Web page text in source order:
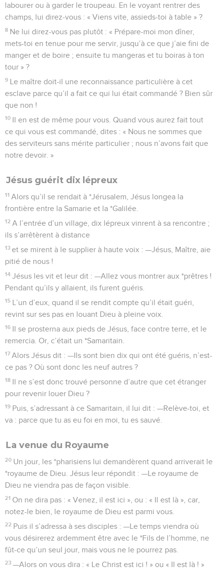
labourer ou à garder le troupeau. En le voyant rentrer des
champs, lui direz-vous : « Viens vite, assieds-toi à table » ?
8 Ne lui direz-vous pas plutôt : « Prépare-moi mon dîner,
mets-toi en tenue pour me servir, jusqu’à ce que j’aie fini de
manger et de boire ; ensuite tu mangeras et tu boiras à ton
tour » ?
9 Le maître doit-il une reconnaissance particulière à cet
esclave parce qu’il a fait ce qui lui était commandé ? Bien sûr
que non !
10 Il en est de même pour vous. Quand vous aurez fait tout
ce qui vous est commandé, dites : « Nous ne sommes que
des serviteurs sans mérite particulier ; nous n’avons fait que
notre devoir. »
Jésus guérit dix lépreux
11 Alors qu’il se rendait à *Jérusalem, Jésus longea la
frontière entre la Samarie et la *Galilée.
12 A l’entrée d’un village, dix lépreux vinrent à sa rencontre ;
ils s’arrêtèrent à distance
13 et se mirent à le supplier à haute voix : —Jésus, Maître, aie
pitié de nous !
14 Jésus les vit et leur dit : —Allez vous montrer aux *prêtres !
Pendant qu’ils y allaient, ils furent guéris.
15 L’un d’eux, quand il se rendit compte qu’il était guéri,
revint sur ses pas en louant Dieu à pleine voix.
16 Il se prosterna aux pieds de Jésus, face contre terre, et le
remercia. Or, c’était un *Samaritain.
17 Alors Jésus dit : —Ils sont bien dix qui ont été guéris, n’est-
ce pas ? Où sont donc les neuf autres ?
18 Il ne s’est donc trouvé personne d’autre que cet étranger
pour revenir louer Dieu ?
19 Puis, s’adressant à ce Samaritain, il lui dit : —Relève-toi, et
va : parce que tu as eu foi en moi, tu es sauvé.
La venue du Royaume
20 Un jour, les *pharisiens lui demandèrent quand arriverait le
*royaume de Dieu. Jésus leur répondit : —Le royaume de
Dieu ne viendra pas de façon visible.
21 On ne dira pas : « Venez, il est ici », ou : « Il est là », car,
notez-le bien, le royaume de Dieu est parmi vous.
22 Puis il s’adressa à ses disciples : —Le temps viendra où
vous désirerez ardemment être avec le *Fils de l’homme, ne
fût-ce qu’un seul jour, mais vous ne le pourrez pas.
23 —Alors on vous dira : « Le Christ est ici ! » ou « Il est là ! »